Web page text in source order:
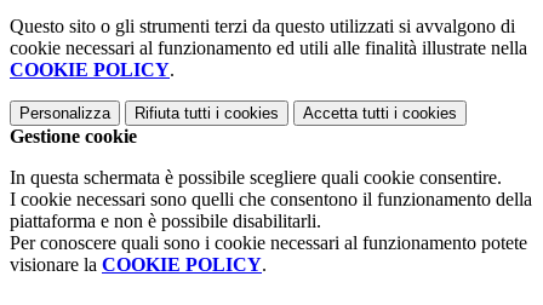
Questo sito o gli strumenti terzi da questo utilizzati si avvalgono di
cookie necessari al funzionamento ed utili alle finalità illustrate nella
COOKIE POLICY.
Personalizza Rifiuta tutti i cookies Accetta tutti i cookies
Gestione cookie
In questa schermata è possibile scegliere quali cookie consentire.
I cookie necessari sono quelli che consentono il funzionamento della
piattaforma e non è possibile disabilitarli.
Per conoscere quali sono i cookie necessari al funzionamento potete
visionare la COOKIE POLICY.